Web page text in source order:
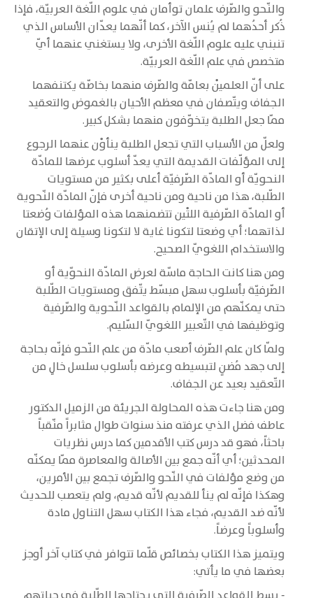
والنّحو والصّرف علمان توأمان في علوم اللّغة العربيّة، فإذا
ذُكر أحدُهما لم يُنس الآخر، كما أنّهما يعدّان الأساس الذي
تنبني عليه علوم اللّغة الأخرى، ولا يستغني عنهما أيّ
متخصص في علم اللّغة العربيّة.
على أنّ العلميْن بعامّة والصّرف منهما بخاصّة يكتنفهما
الجفاف ويتّصفان في معظم الأحيان بالغموض والتعقيد
ممّا جعل الطلبة يتخوّفون منهما بشكل كبير.
ولعلّ من الأسباب التي تجعل الطلبة ينأوْن عنهما الرجوع
إلى المؤلّفات القديمة التي يعدّ أسلوب عرضها للمادّة
النحويّة أو المادّة الصّرفيّة أعلى بكثير من مستويات
الطّلبة، هذا من ناحية ومن ناحية أخرى فإنّ المادّة النّحوية
أو المادّة الصّرفية اللتْين تتضمنهما هذه المؤلفات وُضعتا
لذاتهما؛ أي وضعتا لتكونا غاية لا لتكونا وسيلة إلى الإتقان
والاستخدام اللغويّ الصحيح.
ومن هنا كانت الحاجة ماسّة لعرض المادّة النحوّية أو
الصّرفيّة بأسلوب سهل مبسّط يتّفق ومستويات الطّلبة
حتى يمكنّهم من الإلمام بالقواعد النّحوية والصّرفية
وتوظيفها في التّعبير اللغويّ السّليم.
ولمّا كان علم الصّرف أصعب مادّة من علم النّحو فإنّه بحاجة
إلى جهد مُضنٍ لتبسيطه وعرضه بأسلوب سلسل خالٍ من
التّعقيد بعيد عن الجفاف.
ومن هنا جاءت هذه المحاولة الجريئة من الزميل الدكتور
عاطف فضل الذي عرفته منذ سنوات طوال مثابراً منّقباً
باحثاً، فهو قد درس كتب الأقدمين كما درس نظريات
المحدثين؛ أي أنّه جمع بين الأصالة والمعاصرة ممّا يمكنّه
من وضع مؤلفات في النّحو والصّرف تجمع بين الأمرين،
وهكذا فإنّه لم ينأ للقديم لأنّه قديم، ولم يتعصب للحديث
لأنّه ضد القديم، فجاء هذا الكتاب سهل التناول مادة
وأسلوباً وعرضاً.
ويتميز هذا الكتاب بخصائص قلّما تتوافر في كتاب آخر أوجز
بعضها في ما يأتي: